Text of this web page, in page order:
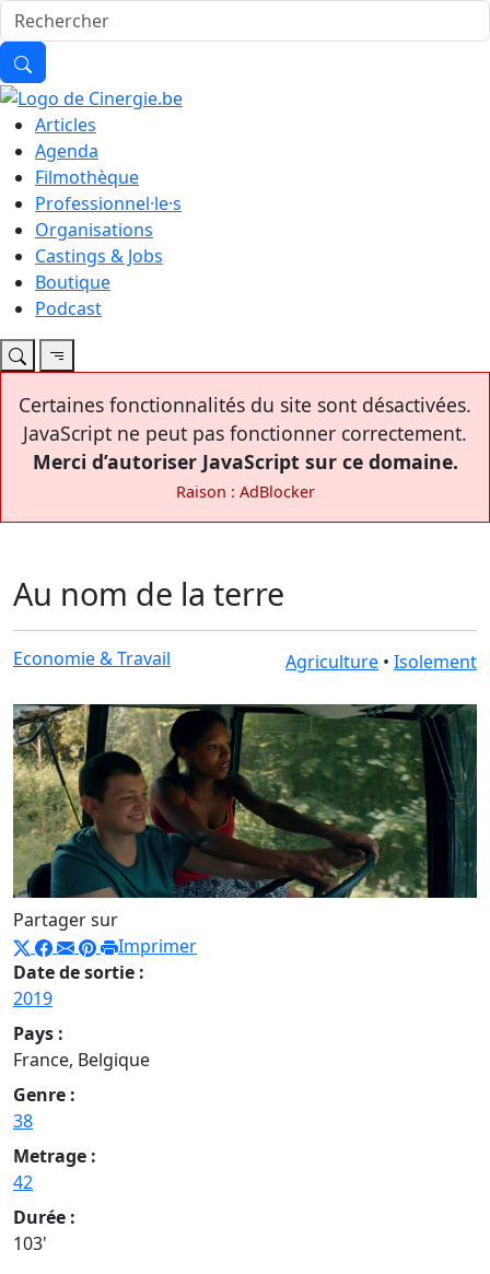
Articles
Agenda
Filmothèque
Professionnel·le·s
Organisations
Castings & Jobs
Boutique
Podcast
Certaines fonctionnalités du site sont désactivées.
JavaScript ne peut pas fonctionner correctement.
Merci d’autoriser JavaScript sur ce domaine.
Raison : AdBlocker
Au nom de la terre
Economie & Travail Agriculture • Isolement
Partager sur
Imprimer
Date de sortie :
2019
Pays :
France, Belgique
Genre :
38
Metrage :
42
Durée :
103'